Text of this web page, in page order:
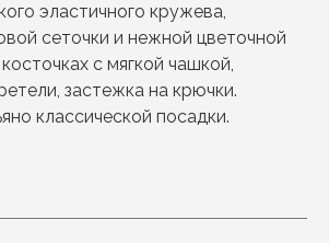
эластичного кружева,
сеточки и нежной цветочной
с мягкой чашкой,
застежка на крючки.
классической посадки.